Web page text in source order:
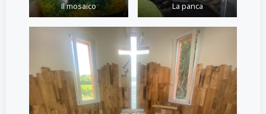
Il mosaico La panca